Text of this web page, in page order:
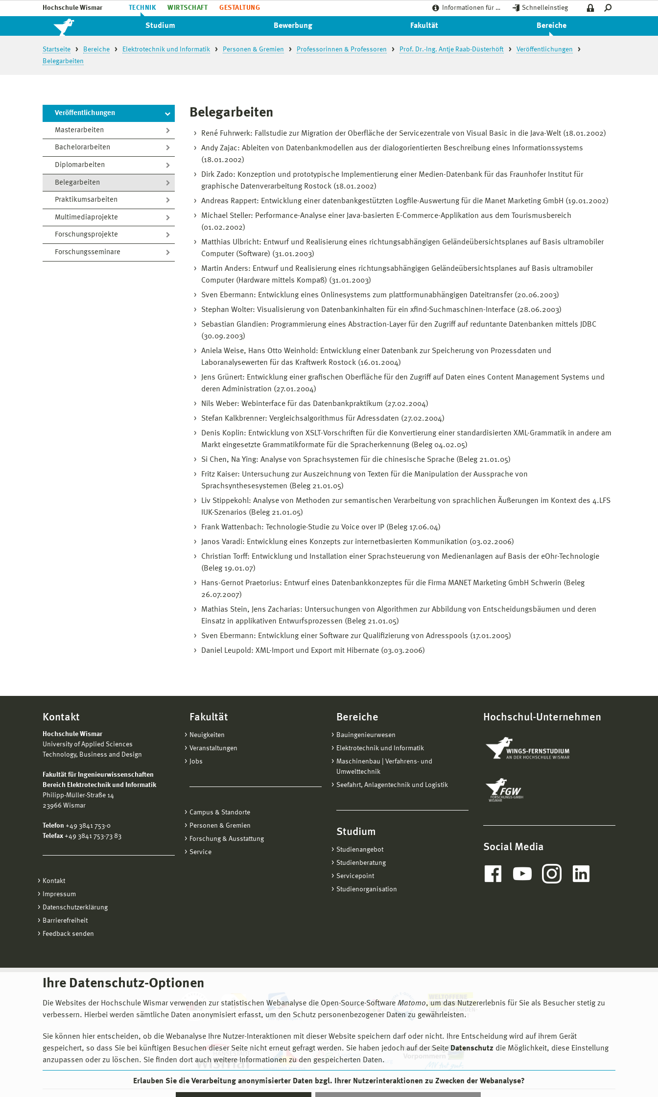
Hochschule Wismar TECHNIK WIRTSCHAFT GESTALTUNG Informationen für … Schnelleinstieg
Studium Bewerbung Fakultät Bereiche
Startseite Bereiche Elektrotechnik und Informatik Personen & Gremien Professorinnen & Professoren Prof. Dr.-Ing. Antje Raab-Düsterhöft
Veröffentlichungen
Belegarbeiten
Veröffentlichungen
Masterarbeiten
Bachelorarbeiten
Diplomarbeiten
Belegarbeiten
Praktikumsarbeiten
Multimediaprojekte
Forschungsprojekte
Forschungsseminare
Ihre Datenschutz-Optionen
Die Websites der Hochschule Wismar verwenden zur statistischen Webanalyse die Open-Source-Software Matomo, um das Nutzererlebnis für Sie als Besucher stetig zu
verbessern. Hierbei werden sämtliche Daten anonymisiert erfasst, um den Schutz personenbezogener Daten zu gewährleisten.
Sie können hier entscheiden, ob die Webanalyse Ihre Nutzer-Interaktionen mit dieser Website speichern darf oder nicht. Ihre Entscheidung wird auf ihrem Gerät
gespeichert, so dass Sie bei künftigen Besuchen dieser Seite nicht erneut gefragt werden. Sie haben jedoch auf der Seite Datenschutz die Möglichkeit, diese Einstellung
anzupassen oder zu löschen. Sie finden dort auch weitere Informationen zu den gespeicherten Daten.
Erlauben Sie die Verarbeitung anonymisierter Daten bzgl. Ihrer Nutzerinteraktionen zu Zwecken der Webanalyse?
Belegarbeiten
René Fuhrwerk: Fallstudie zur Migration der Oberfläche der Servicezentrale von Visual Basic in die Java-Welt (18.01.2002)
Andy Zajac: Ableiten von Datenbankmodellen aus der dialogorientierten Beschreibung eines Informationssystems
(18.01.2002)
Dirk Zado: Konzeption und prototypische Implementierung einer Medien-Datenbank für das Fraunhofer Institut für
graphische Datenverarbeitung Rostock (18.01.2002)
Andreas Rappert: Entwicklung einer datenbankgestützten Logfile-Auswertung für die Manet Marketing GmbH (19.01.2002)
Michael Steller: Performance-Analyse einer Java-basierten E-Commerce-Applikation aus dem Tourismusbereich
(01.02.2002)
Matthias Ulbricht: Entwurf und Realisierung eines richtungsabhängigen Geländeübersichtsplanes auf Basis ultramobiler
Computer (Software) (31.01.2003)
Martin Anders: Entwurf und Realisierung eines richtungsabhängigen Geländeübersichtsplanes auf Basis ultramobiler
Computer (Hardware mittels Kompaß) (31.01.2003)
Sven Ebermann: Entwicklung eines Onlinesystems zum plattformunabhängigen Dateitransfer (20.06.2003)
Stephan Wolter: Visualisierung von Datenbankinhalten für ein xfind-Suchmaschinen-Interface (28.06.2003)
Sebastian Glandien: Programmierung eines Abstraction-Layer für den Zugriff auf reduntante Datenbanken mittels JDBC
(30.09.2003)
Aniela Weise, Hans Otto Weinhold: Entwicklung einer Datenbank zur Speicherung von Prozessdaten und
Laboranalysewerten für das Kraftwerk Rostock (16.01.2004)
Jens Grünert: Entwicklung einer grafischen Oberfläche für den Zugriff auf Daten eines Content Management Systems und
deren Administration (27.01.2004)
Nils Weber: Webinterface für das Datenbankpraktikum (27.02.2004)
Stefan Kalkbrenner: Vergleichsalgorithmus für Adressdaten (27.02.2004)
Denis Koplin: Entwicklung von XSLT-Vorschriften für die Konvertierung einer standardisierten XML-Grammatik in andere am
Markt eingesetzte Grammatikformate für die Spracherkennung (Beleg 04.02.05)
Si Chen, Na Ying: Analyse von Sprachsystemen für die chinesische Sprache (Beleg 21.01.05)
Fritz Kaiser: Untersuchung zur Auszeichnung von Texten für die Manipulation der Aussprache von
Sprachsynthesesystemen (Beleg 21.01.05)
Liv Stippekohl: Analyse von Methoden zur semantischen Verarbeitung von sprachlichen Äußerungen im Kontext des 4.LFS
IUK-Szenarios (Beleg 21.01.05)
Frank Wattenbach: Technologie-Studie zu Voice over IP (Beleg 17.06.04)
Janos Varadi: Entwicklung eines Konzepts zur internetbasierten Kommunikation (03.02.2006)
Christian Torff: Entwicklung und Installation einer Sprachsteuerung von Medienanlagen auf Basis der eOhr-Technologie
(Beleg 19.01.07)
Hans-Gernot Praetorius: Entwurf eines Datenbankkonzeptes für die Firma MANET Marketing GmbH Schwerin (Beleg
26.07.2007)
Mathias Stein, Jens Zacharias: Untersuchungen von Algorithmen zur Abbildung von Entscheidungsbäumen und deren
Einsatz in applikativen Entwurfsprozessen (Beleg 21.01.05)
Sven Ebermann: Entwicklung einer Software zur Qualifizierung von Adresspools (17.01.2005)
Daniel Leupold: XML-Import und Export mit Hibernate (03.03.2006)
Kontakt
Hochschule Wismar
University of Applied Sciences
Technology, Business and Design
Fakultät für Ingenieurwissenschaften
Bereich Elektrotechnik und Informatik
Philipp-Müller-Straße 14
23966 Wismar
Telefon +49 3841 753-0
Telefax +49 3841 753-73 83
Kontakt
Impressum
Datenschutzerklärung
Barrierefreiheit
Feedback senden
Fakultät
Neuigkeiten
Veranstaltungen
Jobs
Campus & Standorte
Personen & Gremien
Forschung & Ausstattung
Service
Bereiche
Bauingenieurwesen
Elektrotechnik und Informatik
Maschinenbau | Verfahrens- und
Umwelttechnik
Seefahrt, Anlagentechnik und Logistik
Studium
Studienangebot
Studienberatung
Servicepoint
Studienorganisation
Hochschul-Unternehmen
Social Media